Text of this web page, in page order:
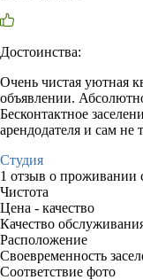
Достоинства:
Очень чистая уютная
объявлении.
Бесконтактное
арендодателя и сам
Студия
1 отзыв о проживании
Чистота
Цена - качество
Качество
Расположение
Своевременность
Соответствие фото